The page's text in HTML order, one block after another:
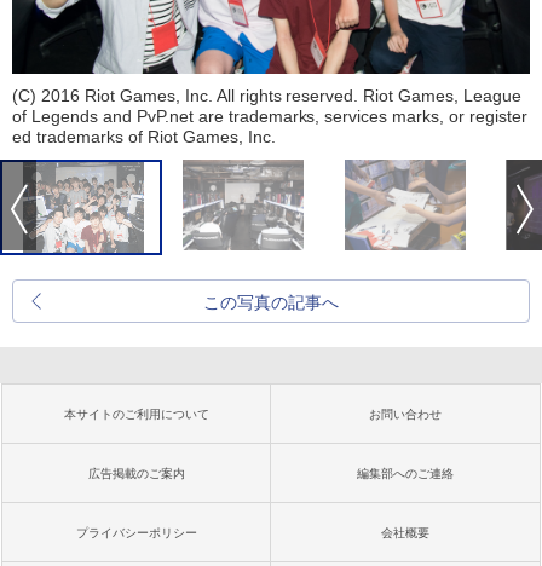
(C) 2016 Riot Games, Inc. All rights reserved. Riot Games, League
of Legends and PvP.net are trademarks, services marks, or register
ed trademarks of Riot Games, Inc.
この写真の記事へ
本サイトのご利用について お問い合わせ
広告掲載のご案内 編集部へのご連絡
プライバシーポリシー 会社概要